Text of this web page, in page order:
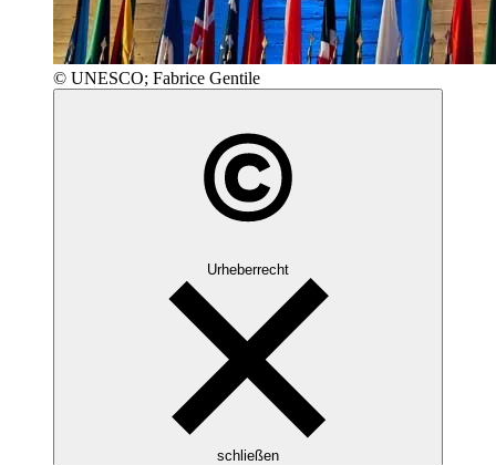
© UNESCO; Fabrice Gentile
Urheberrecht
schließen